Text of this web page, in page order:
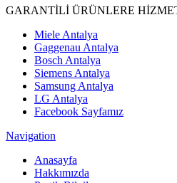
GARANTİLİ ÜRÜNLERE
Miele Antalya
Gaggenau Antalya
Bosch Antalya
Siemens Antalya
Samsung Antalya
LG Antalya
Facebook Sayfamız
Navigation
Anasayfa
Hakkımızda